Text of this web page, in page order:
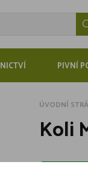
PIVNÍ
ÚVODNÍ
Koli